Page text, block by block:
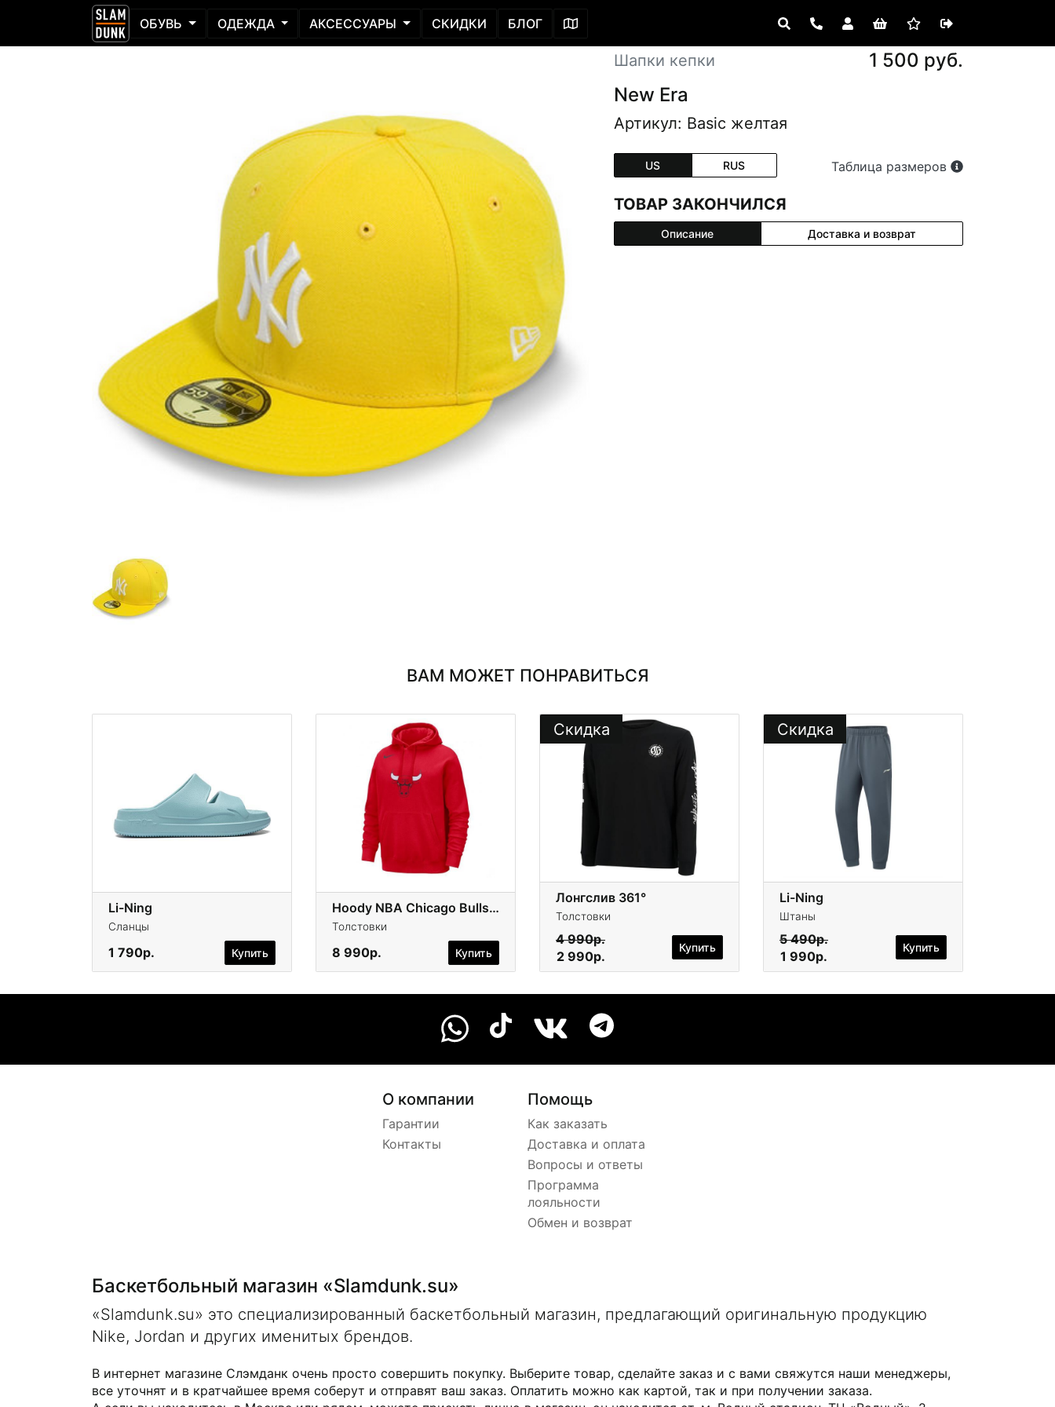
ОБУВЬ ОДЕЖДА АКСЕССУАРЫ СКИДКИ БЛОГ
Шапки кепки
1 500 руб.
New Era
Артикул: Basic желтая
US RUS Таблица размеров
ТОВАР ЗАКОНЧИЛСЯ
Описание Доставка и возврат
ВАМ МОЖЕТ ПОНРАВИТЬСЯ
Li-Ning
Сланцы
1 790р. Купить
Hoody NBA Chicago Bulls Nike Team Logo
Толстовки
8 990р. Купить
Скидка
Лонгслив 361°
Толстовки
4 990р.
2 990р.
Купить
Скидка
Li-Ning
Штаны
5 490р.
1 990р.
Купить
О компании
Гарантии
Контакты
Помощь
Как заказать
Доставка и оплата
Вопросы и ответы
Программа
лояльности
Обмен и возврат
Баскетбольный магазин «Slamdunk.su»
«Slamdunk.su» это специализированный баскетбольный магазин, предлагающий оригинальную продукцию
Nike, Jordan и других именитых брендов.
В интернет магазине Слэмданк очень просто совершить покупку. Выберите товар, сделайте заказ и с вами свяжутся наши менеджеры,
все уточнят и в кратчайшее время соберут и отправят ваш заказ. Оплатить можно как картой, так и при получении заказа.